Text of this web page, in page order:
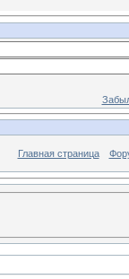
Главная страница